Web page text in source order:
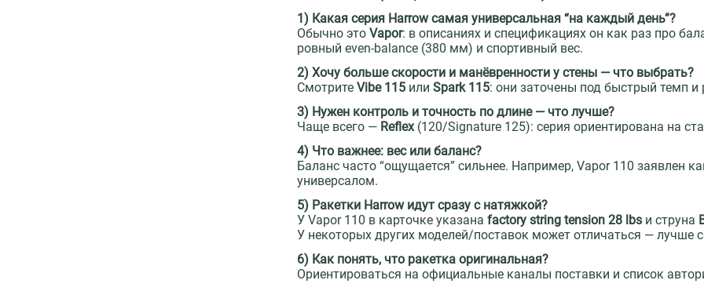
1) Какая серия Harrow самая универсальная “на каждый день”?
Обычно этоVapor: в описаниях и спецификациях он как раз про
ровный even-balance (380 мм) и спортивный вес.
2) Хочу больше скорости и манёвренности у стены — что выбрать?
СмотритеVibe 115 илиSpark 115: они заточены под быстрый темп и
3) Нужен контроль и точность по длине — что лучше?
Чаще всего — Reflex(120/Signature 125): серия ориентирована на
4) Что важнее: вес или баланс?
Баланс часто “ощущается” сильнее. Например, Vapor 110 заявлен
универсалом.
5) Ракетки Harrow идут сразу с натяжкой?
У Vapor 110 в карточке указанаfactory string tension 28 lbs и струна
У некоторых других моделей/поставок может отличаться — лучше
6) Как понять, что ракетка оригинальная?
Ориентироваться на официальные каналы поставки и список